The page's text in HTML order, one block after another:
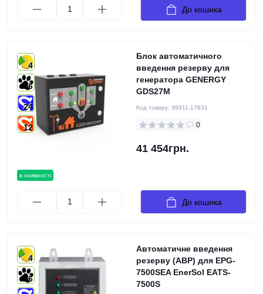
До кошика
в наявності
4
6
24
12
Блок автоматичного
введення резерву для
генератора GENERGY
GDS27M
Код товару: 39911-17831
0
41 454грн.
До кошика
4
6
Автоматичне введення
резерву (АВР) для EPG-
7500SEA EnerSol EATS-
7500S